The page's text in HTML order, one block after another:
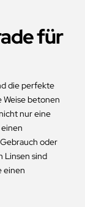
für
die perfekte
Weise betonen
nur eine
oder
Linsen sind
einen